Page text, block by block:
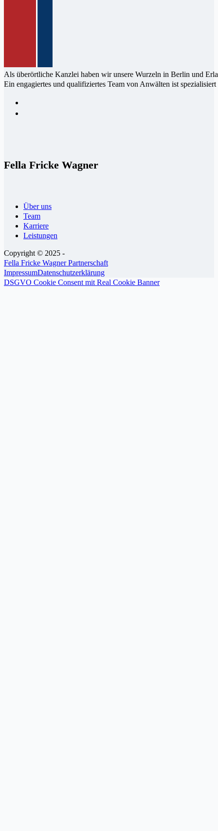
Als überörtliche Kanzlei haben wir un­sere Wur­zeln in Berlin und
Ein enga­giertes und qualifi­ziertes Team von Anwälten ist
Fella Fricke Wagner
Über uns
Team
Karriere
Leistungen
Copyright © 2025 -
Fella Fricke Wagner Partnerschaft
ImpressumDatenschutzerklärung
DSGVO Cookie Consent mit Real Cookie Banner